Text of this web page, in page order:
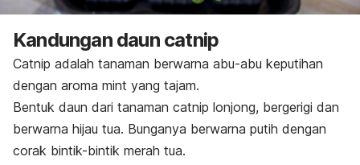
Kandungan daun catnip
Catnip adalah tanaman berwarna abu-abu keputihan
dengan aroma mint yang tajam.
Bentuk daun dari tanaman catnip lonjong, bergerigi dan
berwarna hijau tua. Bunganya berwarna putih dengan
corak bintik-bintik merah tua.